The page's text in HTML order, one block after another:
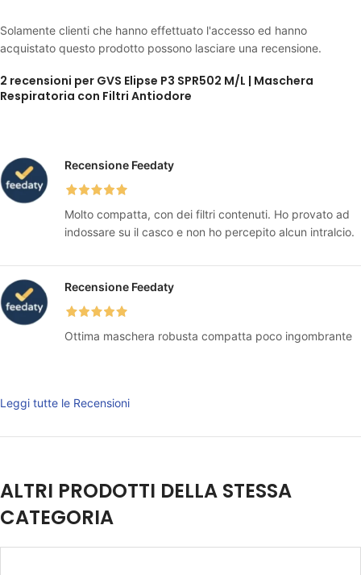
2 recensioni per GVS Elipse P3 SPR502 M/L | Maschera
Respiratoria con Filtri Antiodore
Recensione Feedaty
Molto compatta, con dei filtri contenuti. Ho provato ad
indossare su il casco e non ho percepito alcun intralcio.
Recensione Feedaty
Ottima maschera robusta compatta poco ingombrante
Leggi tutte le Recensioni
Solamente clienti che hanno effettuato l'accesso ed hanno
acquistato questo prodotto possono lasciare una recensione.
ALTRI PRODOTTI DELLA STESSA
CATEGORIA